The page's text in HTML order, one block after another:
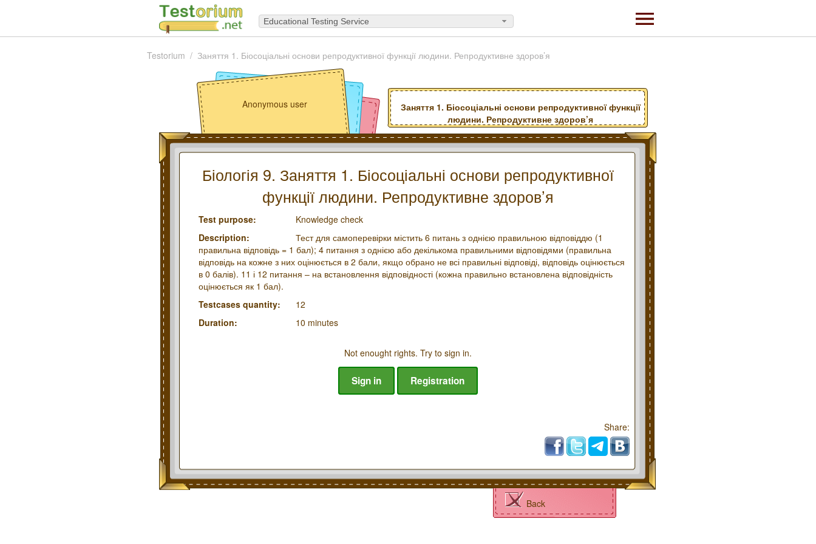
Educational Testing Service
Testorium Заняття 1. Біосоціальні основи репродуктивної функції людини. Репродуктивне здоров’я
Заняття 1. Біосоціальні основи репродуктивної функції
людини. Репродуктивне здоров’я
Anonymous user
Біологія 9. Заняття 1. Біосоціальні основи репродуктивної
функції людини. Репродуктивне здоров’я
Test purpose:
Knowledge check
Description:
Тест для самоперевірки містить 6 питань з однією правильною відповіддю (1
правильна відповідь = 1 бал); 4 питання з однією або декількома правильними відповідями (правильна
відповідь на кожне з них оцінюється в 2 бали, якщо обрано не всі правильні відповіді, відповідь оцінюється
в 0 балів). 11 і 12 питання – на встановлення відповідності (кожна правильно встановлена відповідність
оцінюється як 1 бал).
Testcases quantity:
12
Duration:
10 minutes
Not enought rights. Try to sign in.
Sign in Registration
Share:
Back